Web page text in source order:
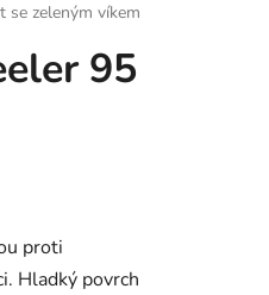
se zeleným víkem
95
proti
Hladký povrch